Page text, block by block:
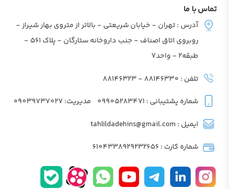
تماس با ما
آدرس : تهران - خیابان شریعتی - بالاتر از متروی بهار شیراز -
روبروی اتاق اصناف - جنب داروخانه ستارگان - پلاک 561 -
طبقه2 - واحد7
تلفن : 88146330 - 88146323
شماره پشتیبانی : 09905283471 مدیریت: 09039737027
ایمیل : tahlildadehins@gmail.com
شماره کارت : 6104338929232656